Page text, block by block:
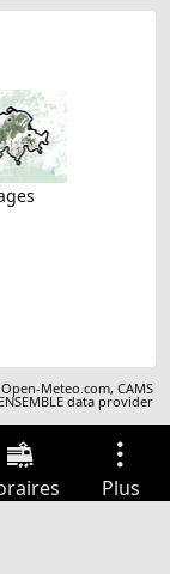
Open-Meteo.com,CAMS
ENSEMBLE data provider
Plus